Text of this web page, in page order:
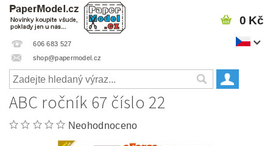
606 683 527
shop@papermodel.cz
0 Kč
ABC ročník 67 číslo 22
Neohodnoceno